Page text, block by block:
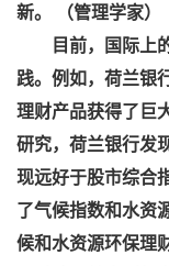
新。 （管理学家）
目前，国际上的
践。例如，荷兰银
理财产品获得了巨
研究，荷兰银行发
现远好于股市综合
了气候指数和水资
候和水资源环保理